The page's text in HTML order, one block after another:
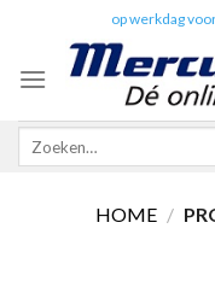
content
op werkdag
Zoeken
HOME /